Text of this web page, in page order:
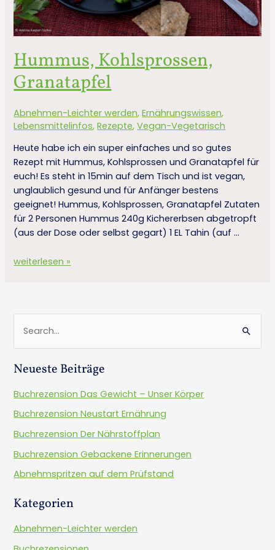
Hummus, Kohlsprossen,
Granatapfel
Abnehmen-Leichter werden,Ernährungswissen,
Lebensmittelinfos,Rezepte,Vegan-Vegetarisch
Heute habe ich ein super einfaches und so gutes
Rezept mit Hummus, Kohlsprossen und Granatapfel für
euch! Es steht in 15min auf dem Tisch und ist vegan,
unglaublich gesund und für Anfänger bestens
geeignet! Hummus, Kohlsprossen, Granatapfel Zutaten
für 2 Personen Hummus 240g Kichererbsen abgetropft
(aus der Dose oder selbst gegart) 1 EL Tahin (auf …
weiterlesen »
u
c
n
n
a
c
:
Neueste Beiträge
Buchrezension Das Gewicht – Unser Körper
Buchrezension Neustart Ernährung
Buchrezension Der Nährstoffplan
Buchrezension Gebackene Erinnerungen
Abnehmspritzen auf dem Prüfstand
Kategorien
Abnehmen-Leichter werden